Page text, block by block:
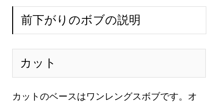
前下がりのボブの説明
カット
カットのベースはワンレングスボブです。 オ